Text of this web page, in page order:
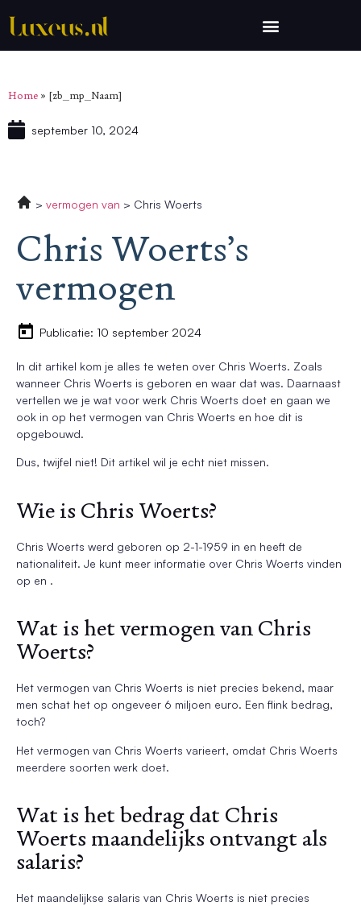
Home » [zb_mp_Naam]
september 10, 2024
vermogen van Chris Woerts
Chris Woerts’s
vermogen
Publicatie: 10 september 2024
In dit artikel kom je alles te weten over Chris Woerts. Zoals
wanneer Chris Woerts is geboren en waar dat was. Daarnaast
vertellen we je wat voor werk Chris Woerts doet en gaan we
ook in op het vermogen van Chris Woerts en hoe dit is
opgebouwd.
Dus, twijfel niet! Dit artikel wil je echt niet missen.
Wie is Chris Woerts?
Chris Woerts werd geboren op 2-1-1959 in en heeft de
nationaliteit. Je kunt meer informatie over Chris Woerts vinden
op en .
Wat is het vermogen van Chris
Woerts?
Het vermogen van Chris Woerts is niet precies bekend, maar
men schat het op ongeveer 6 miljoen euro. Een flink bedrag,
toch?
Het vermogen van Chris Woerts varieert, omdat Chris Woerts
meerdere soorten werk doet.
Wat is het bedrag dat Chris
Woerts maandelijks ontvangt als
salaris?
Het maandelijkse salaris van Chris Woerts is niet precies